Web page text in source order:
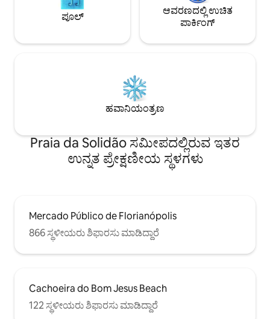
ಪೂಲ್
ಆವರಣದಲ್ಲಿ ಉಚಿತ
ಪಾರ್ಕಿಂಗ್
ಹವಾನಿಯಂತ್ರಣ
Praia da Solidão ಸಮೀಪದಲ್ಲಿರುವ ಇತರ
ಉನ್ನತ ಪ್ರೇಕ್ಷಣೀಯ ಸ್ಥಳಗಳು
Mercado Público de Florianópolis
866 ಸ್ಥಳೀಯರು ಶಿಫಾರಸು ಮಾಡಿದ್ದಾರೆ
Cachoeira do Bom Jesus Beach
122 ಸ್ಥಳೀಯರು ಶಿಫಾರಸು ಮಾಡಿದ್ದಾರೆ